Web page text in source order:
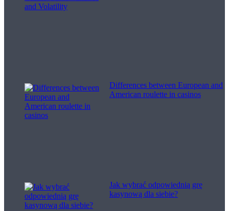
Differences between European and
American roulette in casinos
Jak wybrać odpowiednią grę
kasynową dla siebie?